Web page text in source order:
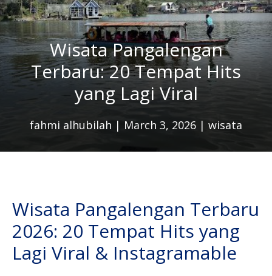
Wisata Pangalengan
Terbaru: 20 Tempat Hits
yang Lagi Viral
fahmi alhubilah | March 3, 2026 | wisata
Wisata Pangalengan Terbaru
2026: 20 Tempat Hits yang
Lagi Viral & Instagramable